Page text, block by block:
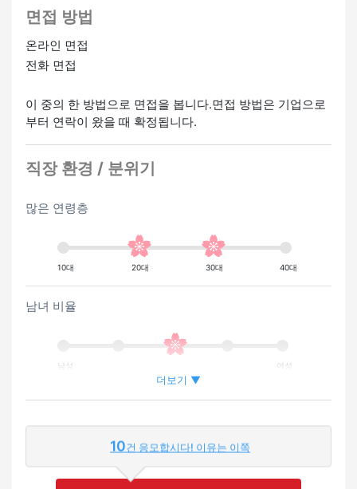
면접 방법
온라인 면접
전화 면접
이 중의 한 방법으로 면접을 봅니다.면접 방법은 기업으로
부터 연락이 왔을 때 확정됩니다.
직장 환경 / 분위기
많은 연령층
10대 20대 30대 40대
남녀 비율
남성 여성
외국인이 근무하는 비율
더보기 ▼
10건 응모합시다! 이유는 이쪽